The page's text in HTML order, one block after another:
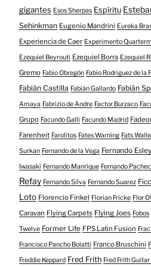
gigantes Esos Sherpas Espíritu
Sehinkman Eugenio Mandrini Eureka
Experiencia de Caer Experimento
Ezequiel Beyrouti Ezequiel Borra Ezequiel
Gremo Fabio Obregón Fabio Rodriguez de la
Fabián Castilla Fabián Gallardo Fabián
Amaya Fabrizio de Andre Factor Burzaco
Grupo Facundo Galli Facundo Madrid
Farenheit Farolitos Fates Warning Fats
Surkan Fernando de la Vega Fernando Esley
Iwasaki Fernando Manrique Fernando
Refay Fernando Silva Fernando Suarez
Loto Florencio Finkel Florian Fricke Flor
Caravan Flying Carpets Flying Joes Fobos
Twelve Former Life FPS Latin Fusion
Francisco Pancho Bolatti Franco Bruschini
Freddie Keppard Fred Frith Fred Frith